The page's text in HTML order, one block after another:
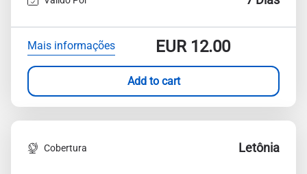
Mais informações EUR12.00
Add to cart
Cobertura Letônia